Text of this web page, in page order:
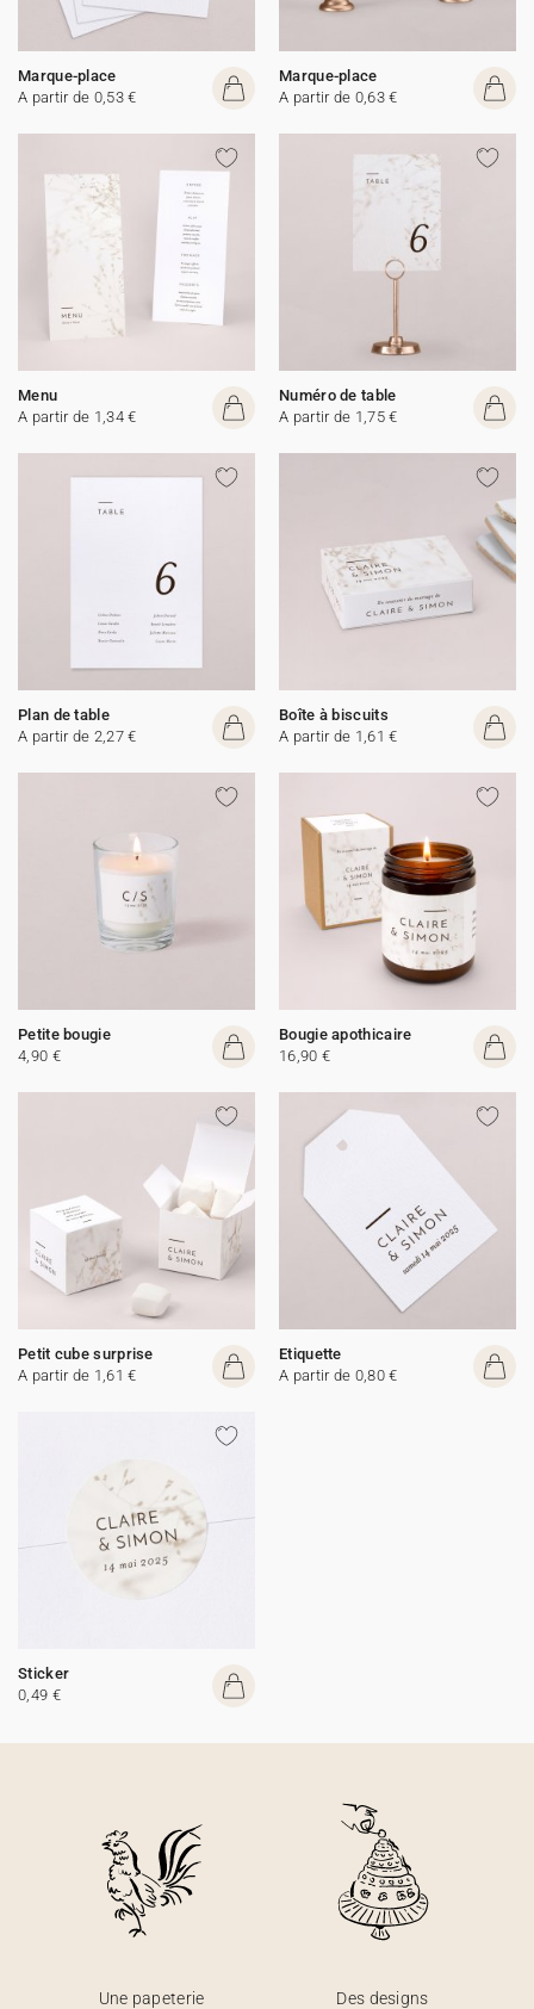
Marque-place
A partir de 0,53 €
Marque-place
A partir de 0,63 €
Menu
A partir de 1,34 €
Numéro de table
A partir de 1,75 €
Plan de table
A partir de 2,27 €
Boîte à biscuits
A partir de 1,61 €
Petite bougie
4,90 €
Bougie apothicaire
16,90 €
Petit cube surprise
A partir de 1,61 €
Etiquette
A partir de 0,80 €
Sticker
0,49 €
Une papeterie
Des designs